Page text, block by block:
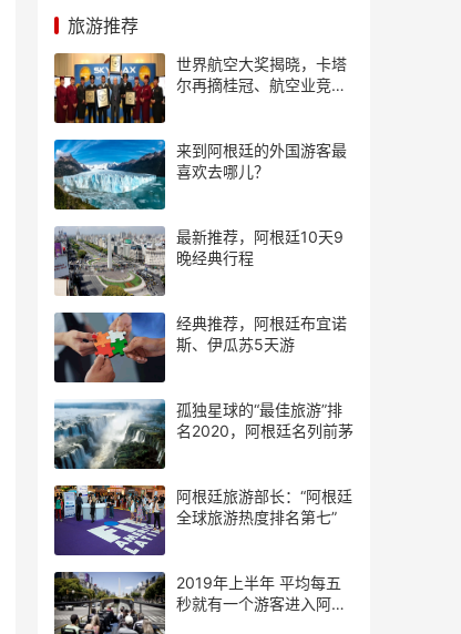
旅游推荐
世界航空大奖揭晓，卡塔
尔再摘桂冠、航空业竞争
来到阿根廷的外国游客最
喜欢去哪儿？
最新推荐，阿根廷10天9
晚经典行程
经典推荐，阿根廷布宜诺
斯、伊瓜苏5天游
孤独星球的“最佳旅游”排
名2020，阿根廷名列前茅
阿根廷旅游部长：“阿根廷
全球旅游热度排名第七”
2019年上半年 平均每五
秒就有一个游客进入阿根